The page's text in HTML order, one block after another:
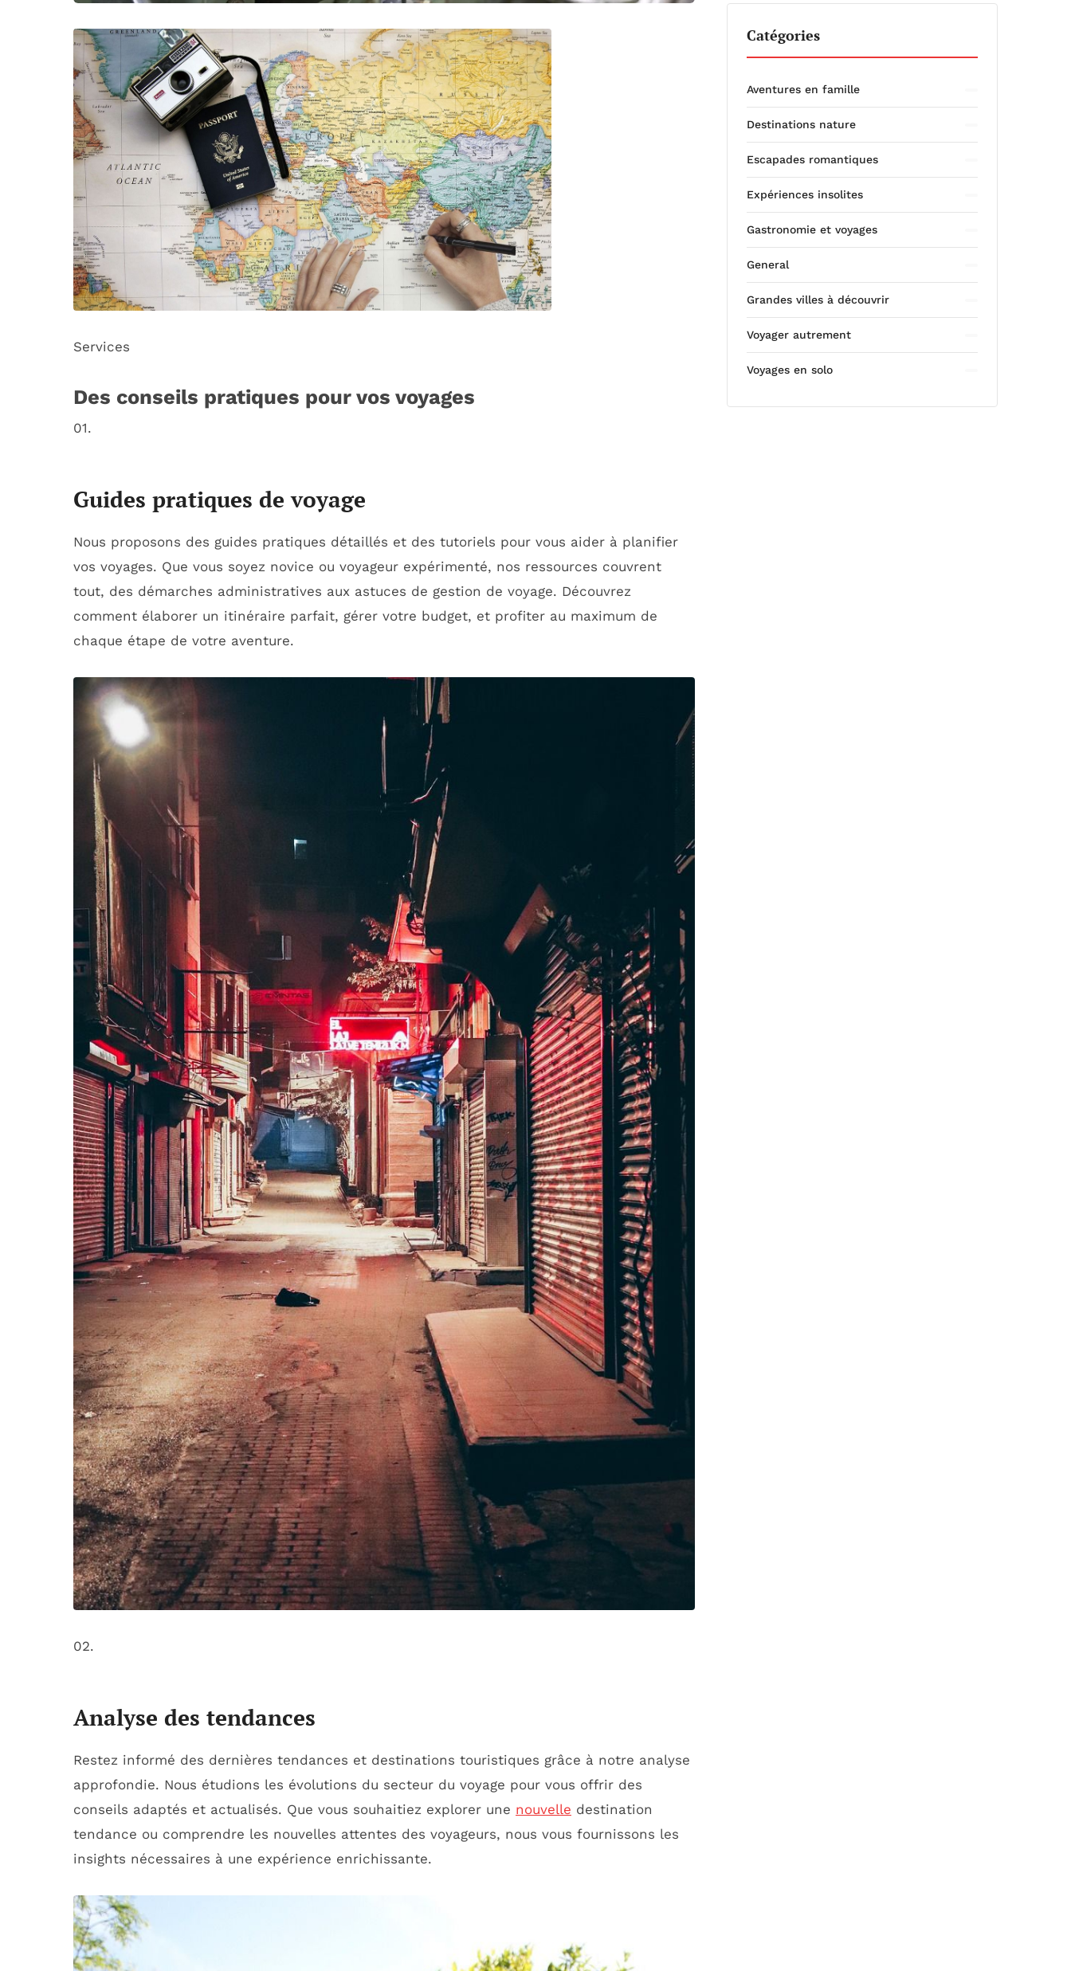
Services
Des conseils pratiques pour vos voyages
01.
Guides pratiques de voyage
Nous proposons des guides pratiques détaillés et des tutoriels pour vous aider à planifier
vos voyages. Que vous soyez novice ou voyageur expérimenté, nos ressources couvrent
tout, des démarches administratives aux astuces de gestion de voyage. Découvrez
comment élaborer un itinéraire parfait, gérer votre budget, et profiter au maximum de
chaque étape de votre aventure.
02.
Analyse des tendances
Restez informé des dernières tendances et destinations touristiques grâce à notre analyse
approfondie. Nous étudions les évolutions du secteur du voyage pour vous offrir des
conseils adaptés et actualisés. Que vous souhaitiez explorer une nouvelle destination
tendance ou comprendre les nouvelles attentes des voyageurs, nous vous fournissons les
insights nécessaires à une expérience enrichissante.
Catégories
Aventures en famille
Destinations nature
Escapades romantiques
Expériences insolites
Gastronomie et voyages
General
Grandes villes à découvrir
Voyager autrement
Voyages en solo